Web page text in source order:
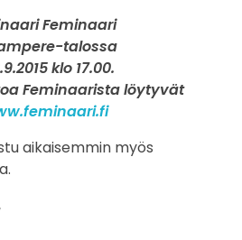
Feminaari
talossa
klo 17.00.
Feminaarista löytyvät
aikaisemmin myös